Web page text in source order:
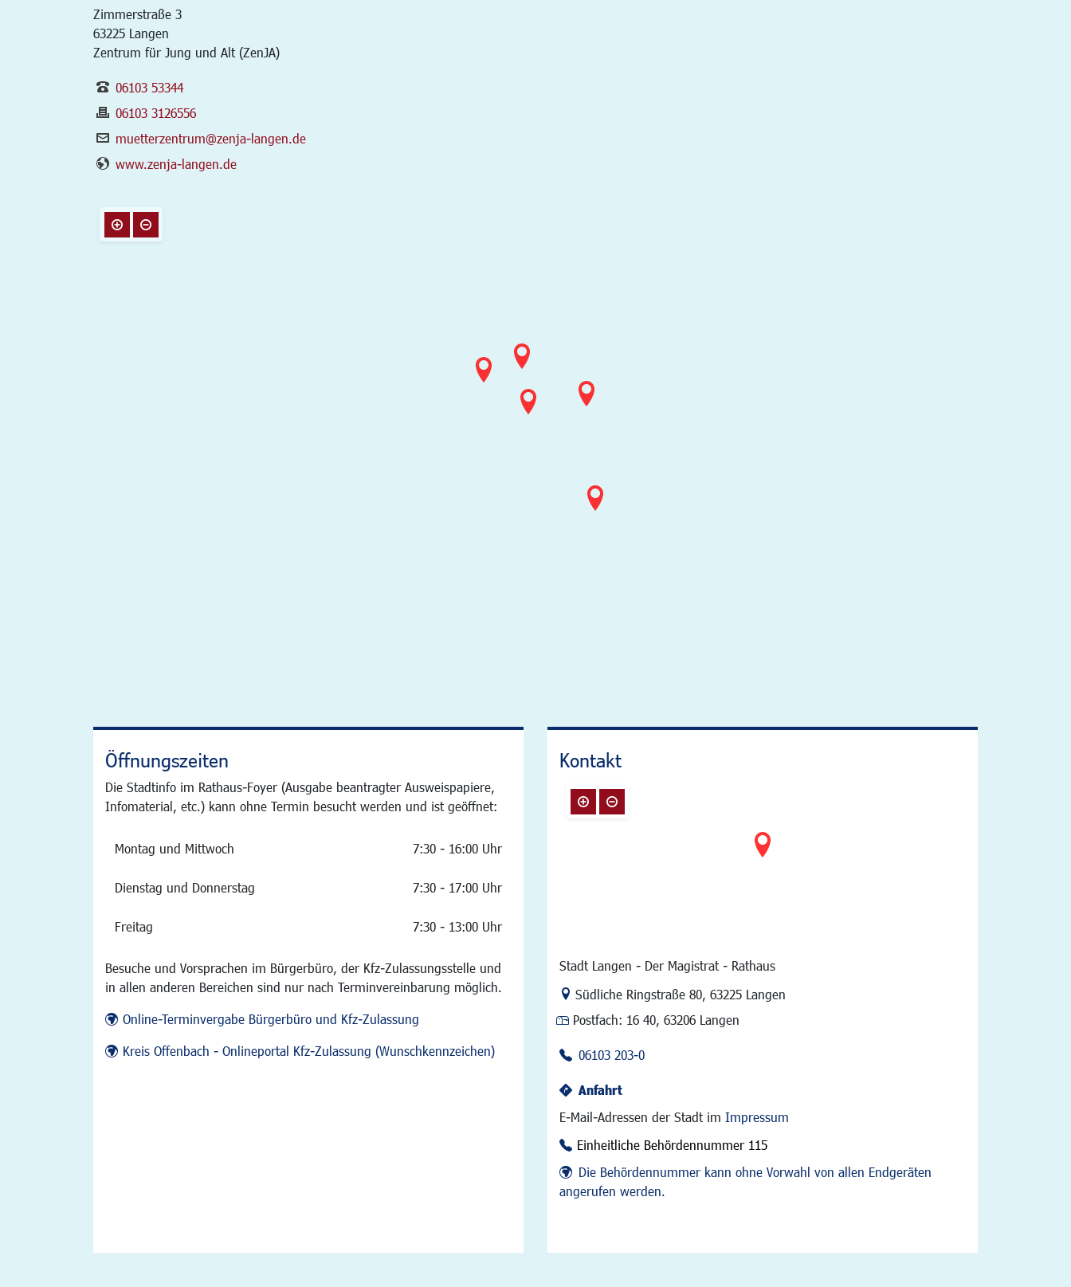
Zimmerstraße 3
63225 Langen
Zentrum für Jung und Alt (ZenJA)
06103 53344
06103 3126556
muetterzentrum@zenja-langen.de
www.zenja-langen.de
Öffnungszeiten
Die Stadtinfo im Rathaus-Foyer (Ausgabe beantragter Ausweispapiere,
Infomaterial, etc.) kann ohne Termin besucht werden und ist geöffnet:
Montag und Mittwoch 7:30 - 16:00 Uhr
Dienstag und Donnerstag 7:30 - 17:00 Uhr
Freitag 7:30 - 13:00 Uhr
Besuche und Vorsprachen im Bürgerbüro, der Kfz-Zulassungsstelle und
in allen anderen Bereichen sind nur nach Terminvereinbarung möglich.
Online-Terminvergabe Bürgerbüro und Kfz-Zulassung
Kreis Offenbach - Onlineportal Kfz-Zulassung (Wunschkennzeichen)
Kontakt
Stadt Langen - Der Magistrat - Rathaus
Link zur Google-Maps Navigation
Südliche Ringstraße 80, 63225 Langen
Postfach: 16 40, 63206 Langen
06103 203-0
Anfahrt
E-Mail-Adressen der Stadt im Impressum
Einheitliche Behördennummer 115
Die Behördennummer kann ohne Vorwahl von allen Endgeräten
angerufen werden.